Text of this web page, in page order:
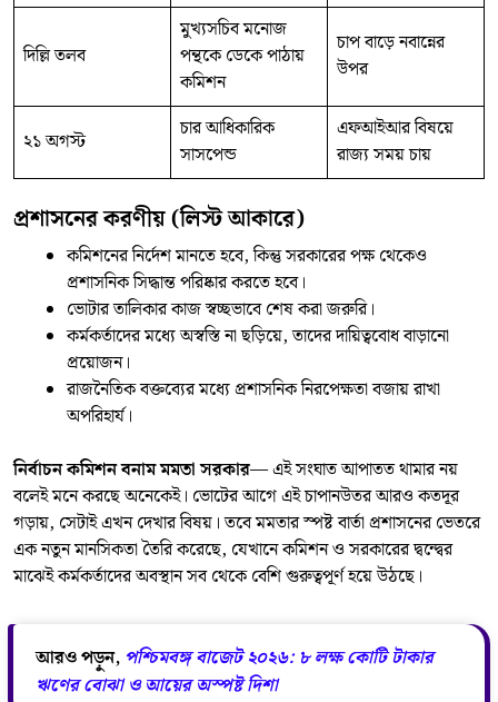
দিল্লি তলব
মুখ্যসচিব মনোজ
পন্থকে ডেকে পাঠায়
কমিশন
চাপ বাড়ে নবান্নের
উপর
২১ অগস্ট
চার আধিকারিক
সাসপেন্ড
এফআইআর বিষয়ে
রাজ্য সময় চায়
প্রশাসনের করণীয় (লিস্ট আকারে)
কমিশনের নির্দেশ মানতে হবে, কিন্তু সরকারের পক্ষ থেকেও
প্রশাসনিক সিদ্ধান্ত পরিষ্কার করতে হবে।
ভোটার তালিকার কাজ স্বচ্ছভাবে শেষ করা জরুরি।
কর্মকর্তাদের মধ্যে অস্বস্তি না ছড়িয়ে, তাদের দায়িত্ববোধ বাড়ানো
প্রয়োজন।
রাজনৈতিক বক্তব্যের মধ্যে প্রশাসনিক নিরপেক্ষতা বজায় রাখা
অপরিহার্য।
নির্বাচন কমিশন বনাম মমতা সরকার— এই সংঘাত আপাতত থামার নয়
বলেই মনে করছে অনেকেই। ভোটের আগে এই চাপানউতর আরও কতদূর
গড়ায়, সেটাই এখন দেখার বিষয়। তবে মমতার স্পষ্ট বার্তা প্রশাসনের ভেতরে
এক নতুন মানসিকতা তৈরি করেছে, যেখানে কমিশন ও সরকারের দ্বন্দ্বের
মাঝেই কর্মকর্তাদের অবস্থান সব থেকে বেশি গুরুত্বপূর্ণ হয়ে উঠছে।
আরও পড়ুন, পশ্চিমবঙ্গ বাজেট ২০২৬: ৮ লক্ষ কোটি টাকার
ঋণের বোঝা ও আয়ের অস্পষ্ট দিশা